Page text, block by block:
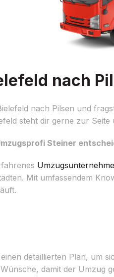
nach
nach Pilsen und
steht dir gerne zur
Steiner
Mit umfassendem
detaillierten Plan, um
damit der Umzug